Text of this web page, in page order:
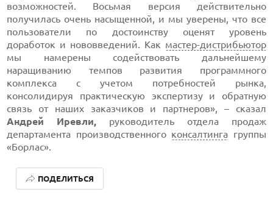
возможностей. Восьмая версия действительно
получилась очень насыщенной, и мы уверены, что все
пользователи по достоинству оценят уровень
доработок и нововведений. Как мастер-дистрибьютор
мы намерены содействовать дальнейшему
наращиванию темпов развития программного
комплекса с учетом потребностей рынка,
консолидируя практическую экспертизу и обратную
связь от наших заказчиков и партнеров», – сказал
Андрей Иревли, руководитель отдела продаж
департамента производственного консалтинга группы
«Борлас».
ПОДЕЛИТЬСЯ